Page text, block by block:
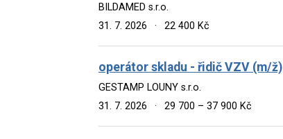
BILDAMED s.r.o.
31. 7. 2026
· 22 400 Kč
operátor skladu - řidič VZV (m/ž)
GESTAMP LOUNY s.r.o.
31. 7. 2026
· 29 700 – 37 900 Kč